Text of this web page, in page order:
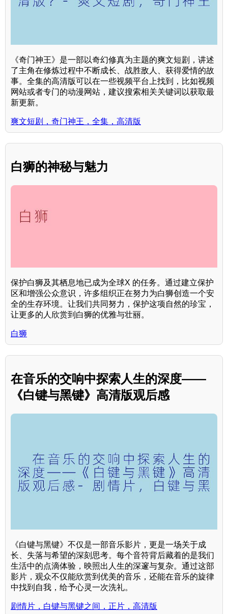
《奇门神王》是一部以奇幻修真为主题的爽文短剧，讲述
了主角在修炼过程中不断成长、战胜敌人、获得爱情的故
事。全集的高清版可以在一些视频平台上找到，比如视频
网站或者专门的动漫网站，建议搜索相关关键词以获取最
新更新。
爽文短剧，奇门神王，全集，高清版
白狮的神秘与魅力
保护白狮及其栖息地已成为全球X 的任务。通过建立保护
区和增强公众意识，许多组织正在努力为白狮创造一个安
全的生存环境。让我们共同努力，保护这项自然的珍宝，
让更多的人欣赏到白狮的优雅与壮丽。
白狮
在音乐的交响中探索人生的深度——
《白键与黑键》高清版观后感
《白键与黑键》不仅是一部音乐影片，更是一场关于成
长、失落与希望的深刻思考。每个音符背后藏着的是我们
生活中的点滴体验，映照出人生的深邃与复杂。通过这部
影片，观众不仅能欣赏到优美的音乐，还能在音乐的旋律
中找到自我，给予心灵一次洗礼。
剧情片，白键与黑键之间，正片，高清版